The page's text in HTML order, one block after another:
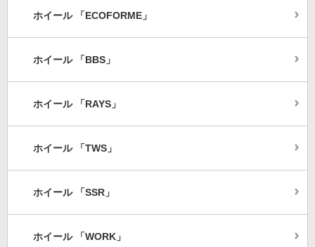
ホイール 「ECOFORME」
ホイール 「BBS」
ホイール 「RAYS」
ホイール 「TWS」
ホイール 「SSR」
ホイール 「WORK」